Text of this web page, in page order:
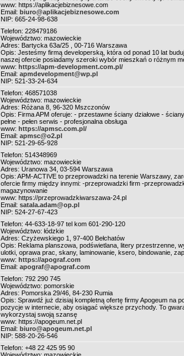
www: https://aplikacjebiznesowe.com
Email: biuro@aplikacjebiznesowe.com
NIP: 665-24-98-638
Telefon: 228479186
Województwo: mazowieckie
Adres: Bartycka 63a/25 , 00-716 Warszawa
Opis: Jesteśmy firmą developerską, która od ponad 10 lat
naszej ofercie posiadamy szeroki wybór mieszkań o różnym
www: https://apm-development.com.pl/
Email: apmdevelopment@wp.pl
NIP: 521-33-24-634
Telefon: 468571038
Województwo: mazowieckie
Adres: Różana 8, 96-320 Mszczonów
Opis: Firma APM oferuje: - przestawne ściany działowe -
pełne - pełen serwis - profesjonalna obsługa
www: https://apmsc.com.pl/
Email: apmsc@o2.pl
NIP: 521-29-65-928
Telefon: 514348969
Województwo: mazowieckie
Adres: Uranowa 34, 03-594 Warszawa
Opis: APM-ACTIVE to przeprowadzki na terenie Warszawy,
ofercie firmy między innymi: -przeprowadzki firm -
magazynowanie
www: https://przeprowadzkiwarszawa-24.pl
Email: satala.adam@op.pl
NIP: 524-27-67-423
Telefon: 44-633-18-97 tel kom 601-290-120
Województwo: łódzkie
Adres: Czyżewskiego 1, 97-400 Bełchatów
Opis: Reklama planszowa, podświetlana, litery przestrzenne,
ulotki, oprawa prac, skany, laminowanie, ksero, bindowanie,
www: https://apograf.com
Email: apograf@apograf.com
Telefon: 792 290 745
Województwo: pomorskie
Adres: Pomorska 29/46, 84-230 Rumia
Opis: Sprawdź już dzisiaj kompletną ofertę firmy Apogeum na
pozycje w internecie, aby osiągać większe przychody. To
wykorzystaj swoją szansę
www: https://apogeum.net.pl
Email: biuro@apogeum.net.pl
NIP: 588-20-26-546
Telefon: +48 22 425 95 90